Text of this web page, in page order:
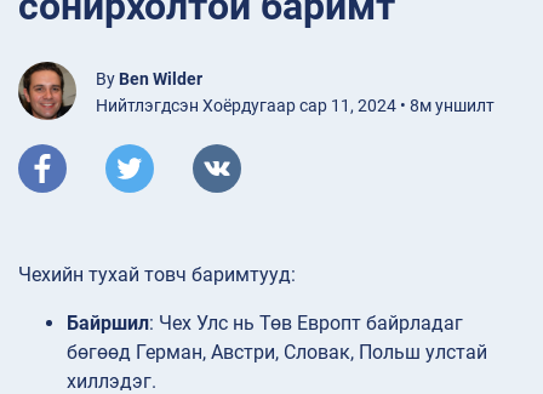
By Ben Wilder
Нийтлэгдсэн Хоёрдугаар сар 11, 2024 • 8м уншилт
Чехийн тухай товч баримтууд:
Байршил: Чех Улс нь Төв Европт байрладаг
бөгөөд Герман, Австри, Словак, Польш улстай
хиллэдэг.